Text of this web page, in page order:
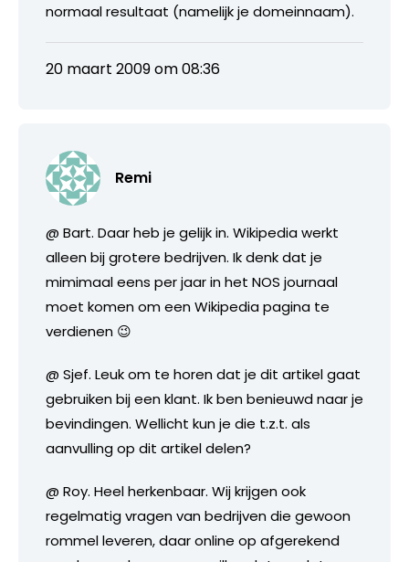
normaal resultaat (namelijk je domeinnaam).
20 maart 2009 om 08:36
Remi
@ Bart. Daar heb je gelijk in. Wikipedia werkt
alleen bij grotere bedrijven. Ik denk dat je
mimimaal eens per jaar in het NOS journaal
moet komen om een Wikipedia pagina te
verdienen 😉
@ Sjef. Leuk om te horen dat je dit artikel gaat
gebruiken bij een klant. Ik ben benieuwd naar je
bevindingen. Wellicht kun je die t.z.t. als
aanvulling op dit artikel delen?
@ Roy. Heel herkenbaar. Wij krijgen ook
regelmatig vragen van bedrijven die gewoon
rommel leveren, daar online op afgerekend